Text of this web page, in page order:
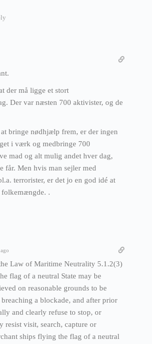
der må ligge et stort
Der var næsten 700 aktivister, og de
bringe nødhjælp frem, er der ingen
i værk og medbringe 700
mad og alt mulig andet hver dag,
får. Men hvis man sejler med
terrorister, er det jo en god idé at
folkemængde. .
Law of Maritime Neutrality 5.1.2(3)
flag of a neutral State may be
on reasonable grounds to be
a blockade, and after prior
and clearly refuse to stop, or
resist visit, search, capture or
ships flying the flag of a neutral